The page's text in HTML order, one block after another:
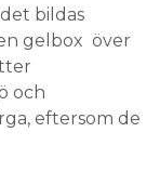
bildas
gelbox över
och
eftersom de